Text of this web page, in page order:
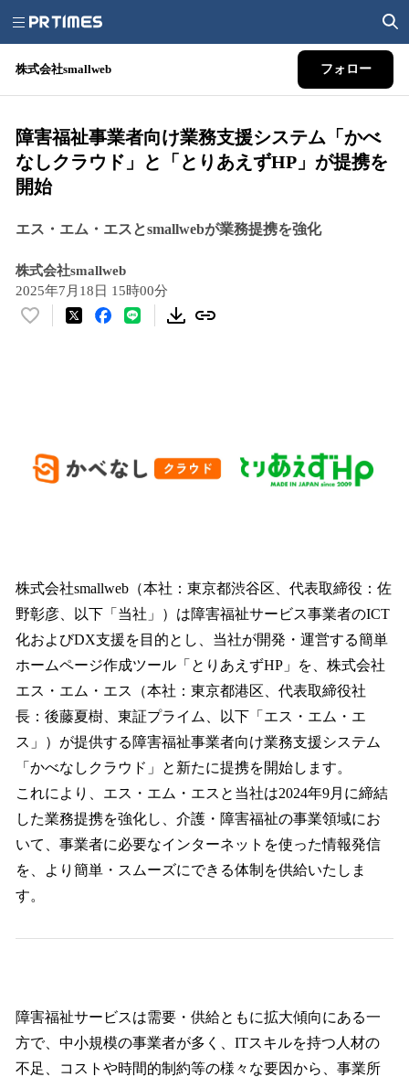
株式会社smallweb フォロー
障害福祉事業者向け業務支援システム「かべ
なしクラウド」と「とりあえずHP」が提携を
開始
エス・エム・エスとsmallwebが業務提携を強化
株式会社smallweb
2025年7月18日 15時00分
い
み
込
株式会社smallweb（本社：東京都渋谷区、代表取締役：佐
野彰彦、以下「当社」）は障害福祉サービス事業者のICT
化およびDX支援を目的とし、当社が開発・運営する簡単
ホームページ作成ツール「とりあえずHP」を、株式会社
エス・エム・エス（本社：東京都港区、代表取締役社
長：後藤夏樹、東証プライム、以下「エス・エム・エ
ス」）が提供する障害福祉事業者向け業務支援システム
「かべなしクラウド」と新たに提携を開始します。
これにより、エス・エム・エスと当社は2024年9月に締結
した業務提携を強化し、介護・障害福祉の事業領域にお
いて、事業者に必要なインターネットを使った情報発信
を、より簡単・スムーズにできる体制を供給いたしま
す。
障害福祉サービスは需要・供給ともに拡大傾向にある一
方で、中小規模の事業者が多く、ITスキルを持つ人材の
不足、コストや時間的制約等の様々な要因から、事業所